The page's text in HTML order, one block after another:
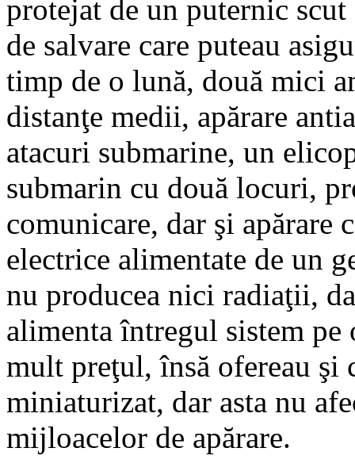
protejat de un puternic
de salvare care puteau
timp de o lună, două mici
distanţe medii, apărare
atacuri submarine, un
submarin cu două locuri,
comunicare, dar şi apărare
electrice alimentate de un
nu producea nici radiaţii,
alimenta întregul sistem pe
mult preţul, însă ofereau şi
miniaturizat, dar asta nu
mijloacelor de apărare.